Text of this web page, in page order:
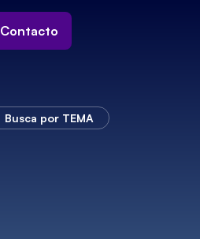
Contacto
Busca por TEMA